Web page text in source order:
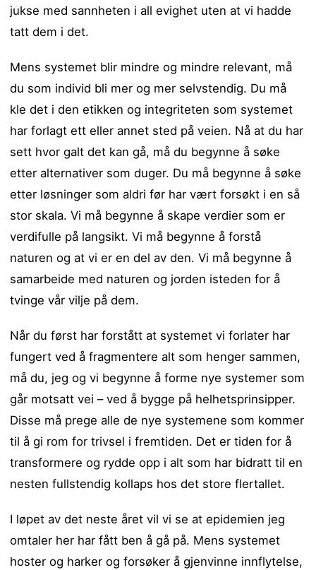
jukse med sannheten i all evighet uten at vi hadde
tatt dem i det.
Mens systemet blir mindre og mindre relevant, må
du som individ bli mer og mer selvstendig. Du må
kle det i den etikken og integriteten som systemet
har forlagt ett eller annet sted på veien. Nå at du har
sett hvor galt det kan gå, må du begynne å søke
etter alternativer som duger. Du må begynne å søke
etter løsninger som aldri før har vært forsøkt i en så
stor skala. Vi må begynne å skape verdier som er
verdifulle på langsikt. Vi må begynne å forstå
naturen og at vi er en del av den. Vi må begynne å
samarbeide med naturen og jorden isteden for å
tvinge vår vilje på dem.
Når du først har forstått at systemet vi forlater har
fungert ved å fragmentere alt som henger sammen,
må du, jeg og vi begynne å forme nye systemer som
går motsatt vei – ved å bygge på helhetsprinsipper.
Disse må prege alle de nye systemene som kommer
til å gi rom for trivsel i fremtiden. Det er tiden for å
transformere og rydde opp i alt som har bidratt til en
nesten fullstendig kollaps hos det store flertallet.
I løpet av det neste året vil vi se at epidemien jeg
omtaler her har fått ben å gå på. Mens systemet
hoster og harker og forsøker å gjenvinne innflytelse,